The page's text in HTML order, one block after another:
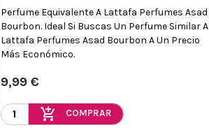
Perfume Equivalente A Lattafa Perfumes Asad
Bourbon. Ideal Si Buscas Un Perfume Similar A
Lattafa Perfumes Asad Bourbon A Un Precio
Más Económico.
9,99 €
add_shopping_cart COMPRAR